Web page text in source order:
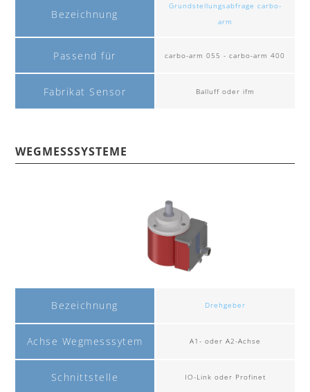
Bezeichnung
Passend für
Fabrikat Sensor
Grundstellungsabfrage carbo-
arm
carbo-arm 055 - carbo-arm 400
Balluff oder ifm
WEGMESSSYSTEME
Bezeichnung
Achse Wegmesssytem
Schnittstelle
Drehgeber
A1- oder A2-Achse
IO-Link oder Profinet